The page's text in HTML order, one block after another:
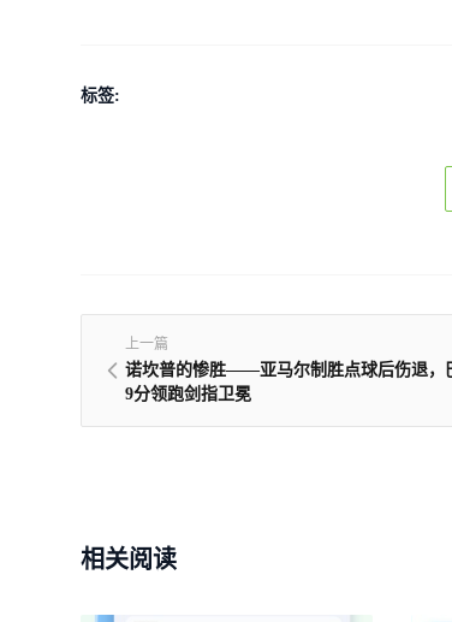
标签:
上一篇
诺坎普的惨胜——亚马尔制胜点球后伤退，
9分领跑剑指卫冕
相关阅读